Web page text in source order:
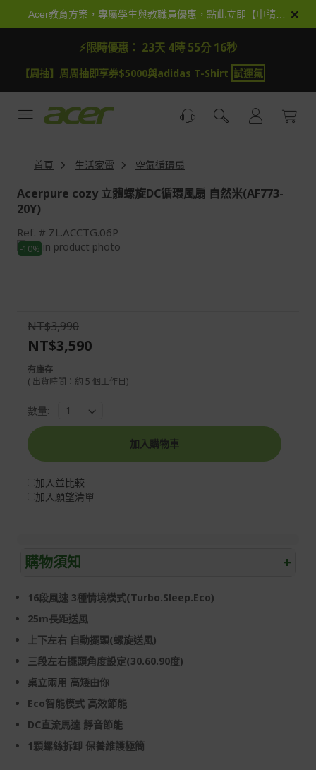
×
⚡限時優惠： 23天 4時 55分 15秒
【周抽】周周抽即享券$5000與adidas T-Shirt 試運氣
首頁 生活家電 空氣循環扇
Acerpure cozy 立體螺旋DC循環風扇 自然米(AF773-
20Y)
Ref. ZL.ACCTG.06P
Skip
to
images
gallery
-10%
Skip
the
images
購物須知 +
退/換貨須知
本網站消費者享有商品到貨七天鑑賞期之權益(鑑賞期並非
到貨七天內消費者有權申請退貨或換貨；超過七天以上(含
假日)，恕無法辦理。
裝、紙箱及所有附隨文件或資料)。
商品到貨後進行開箱前請全程錄影以確保自身權益 ! 非商
品本身瑕疵之退貨商品若有上述不完整之情況，本公司有
16段風速 3種情境模式(Turbo.Sleep.Eco)
25m長距送風
上下左右 自動擺頭(螺旋送風)
三段左右擺頭角度設定(30.60.90度)
桌立兩用 高矮由你
Eco智能模式 高效節能
DC直流馬達 靜音節能
1顆螺絲拆卸 保養維護極簡
NT$3,990
NT$3,590
有庫存
( 出貨時間：約 5 個工作日)
數量:
加入購物車
加入並比較
加入願望清單